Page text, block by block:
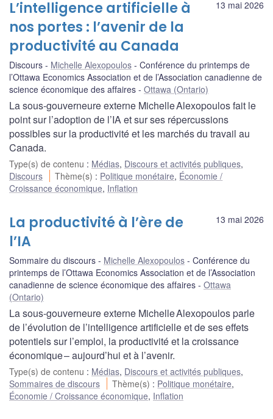
13 mai 2026
L’intelligence artificielle à
nos portes : l’avenir de la
productivité au Canada
Discours Michelle Alexopoulos
Conférence du printemps de
l’Ottawa Economics Association et de l’Association canadienne de
science économique des affaires
Ottawa (Ontario)
La sous‑gouverneure externe Michelle Alexopoulos fait le
point sur l’adoption de l’IA et sur ses répercussions
possibles sur la productivité et les marchés du travail au
Canada.
Type(s) de contenu : Médias, Discours et activités publiques,
Discours
Thème(s) : Politique monétaire, Économie /
Croissance économique, Inflation
13 mai 2026
La productivité à l’ère de
l’IA
Sommaire du discours Michelle Alexopoulos
Conférence du
printemps de l’Ottawa Economics Association et de l’Association
canadienne de science économique des affaires
Ottawa
(Ontario)
La sous-gouverneure externe Michelle Alexopoulos parle
de l’évolution de l’intelligence artificielle et de ses effets
potentiels sur l’emploi, la productivité et la croissance
économique – aujourd’hui et à l’avenir.
Type(s) de contenu : Médias, Discours et activités publiques,
Sommaires de discours
Thème(s) : Politique monétaire,
Économie / Croissance économique, Inflation